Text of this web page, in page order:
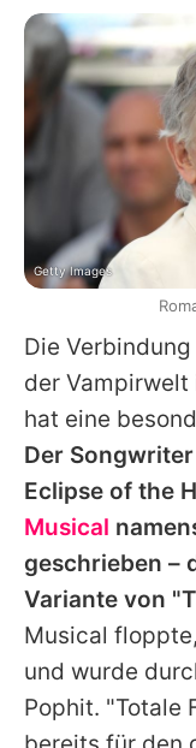
Die
der
hat eine
Der
Eclipse of the
Musical
geschrieben –
Variante von "
Musical
und wurde
Pophit. "Totale
Getty Images